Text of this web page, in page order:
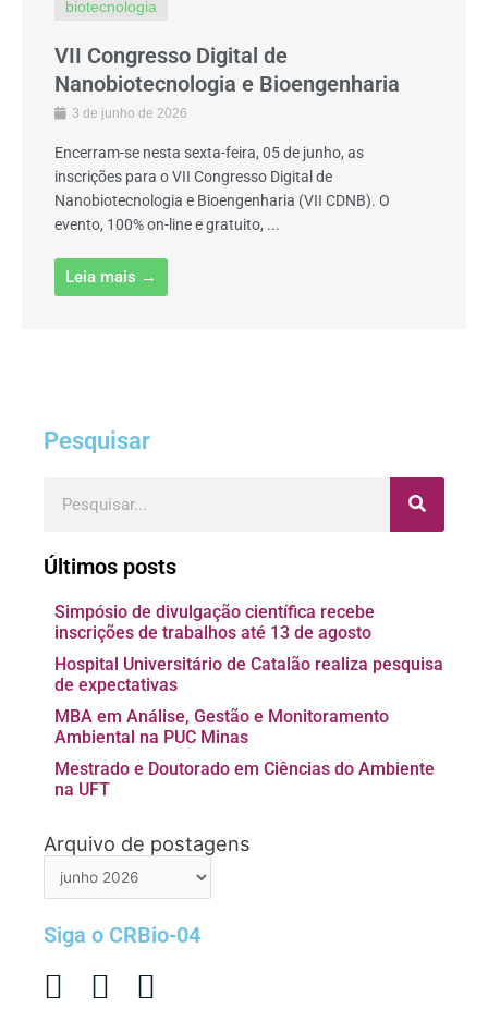
biotecnologia
VII Congresso Digital de
Nanobiotecnologia e Bioengenharia
3 de junho de 2026
Encerram-se nesta sexta-feira, 05 de junho, as
inscrições para o VII Congresso Digital de
Nanobiotecnologia e Bioengenharia (VII CDNB). O
evento, 100% on-line e gratuito, ...
Leia mais →
Pesquisar
Últimos posts
Simpósio de divulgação científica recebe
inscrições de trabalhos até 13 de agosto
Hospital Universitário de Catalão realiza pesquisa
de expectativas
MBA em Análise, Gestão e Monitoramento
Ambiental na PUC Minas
Mestrado e Doutorado em Ciências do Ambiente
na UFT
Arquivo de postagens
Arquivo
postagens
Siga o CRBio-04